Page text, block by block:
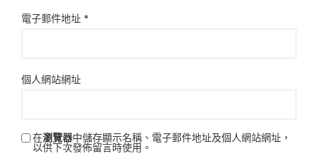
電子郵件地址 *
個人網站網址
在瀏覽器中儲存顯示名稱、電子郵件地址及個人網站網址，
以供下次發佈留言時使用。